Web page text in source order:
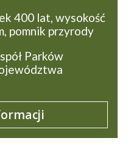
400 lat, wysokość
pomnik przyrody
Parków